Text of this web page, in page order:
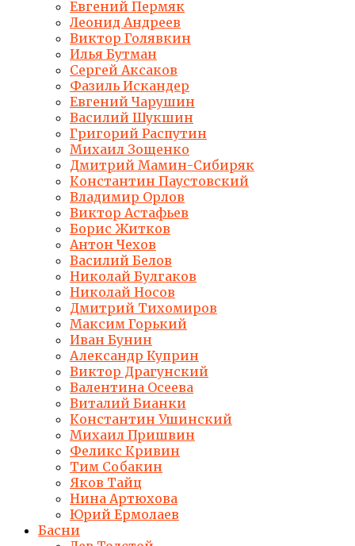
Евгений Пермяк
Леонид Андреев
Виктор Голявкин
Илья Бутман
Сергей Аксаков
Фазиль Искандер
Евгений Чарушин
Василий Шукшин
Григорий Распутин
Михаил Зощенко
Дмитрий Мамин-Сибиряк
Константин Паустовский
Владимир Орлов
Виктор Астафьев
Борис Житков
Антон Чехов
Василий Белов
Николай Булгаков
Николай Носов
Дмитрий Тихомиров
Максим Горький
Иван Бунин
Александр Куприн
Виктор Драгунский
Валентина Осеева
Виталий Бианки
Константин Ушинский
Михаил Пришвин
Феликс Кривин
Тим Собакин
Яков Тайц
Нина Артюхова
Юрий Ермолаев
Басни